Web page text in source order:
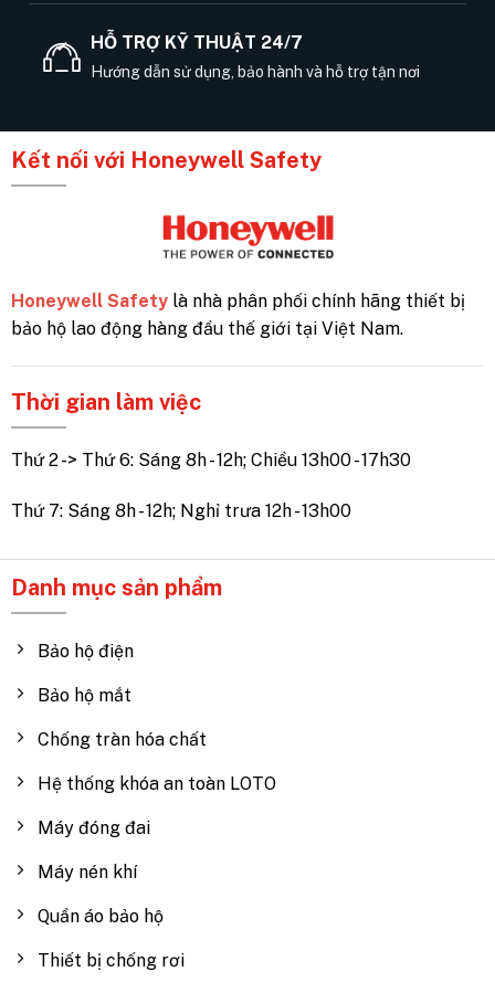
HỖ TRỢ KỸ THUẬT 24/7
Hướng dẫn sử dụng, bảo hành và hỗ trợ tận nơi
Kết nối với Honeywell Safety
Honeywell Safety là nhà phân phối chính hãng thiết bị
bảo hộ lao động hàng đầu thế giới tại Việt Nam.
Thời gian làm việc
Thứ 2 -> Thứ 6: Sáng 8h - 12h; Chiều 13h00 - 17h30
Thứ 7: Sáng 8h - 12h; Nghỉ trưa 12h - 13h00
Danh mục sản phẩm
Bảo hộ điện
Bảo hộ mắt
Chống tràn hóa chất
Hệ thống khóa an toàn LOTO
Máy đóng đai
Máy nén khí
Quần áo bảo hộ
Thiết bị chống rơi